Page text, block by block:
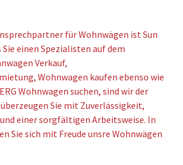
für Wohnwägen ist Sun
Sie einen Spezialisten auf dem
Verkauf,
Wohnwagen kaufen ebenso wie
Wohnwagen suchen, sind wir der
Sie mit Zuverlässigkeit,
einer sorgfältigen Arbeitsweise. In
Sie sich mit Freude unsre Wohnwägen